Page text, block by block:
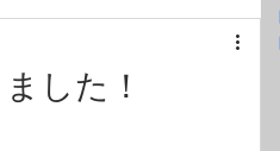
した！